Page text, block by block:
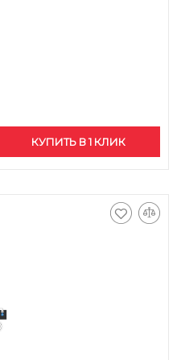
КУПИТЬ В 1 КЛИК